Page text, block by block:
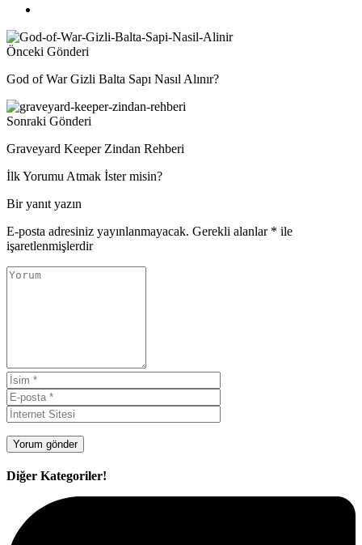
Önceki Gönderi
God of War Gizli Balta Sapı Nasıl Alınır?
Sonraki Gönderi
Graveyard Keeper Zindan Rehberi
İlk Yorumu Atmak İster misin?
Bir yanıt yazın
E-posta adresiniz yayınlanmayacak. Gerekli alanlar * ile
işaretlenmişlerdir
Diğer Kategoriler!